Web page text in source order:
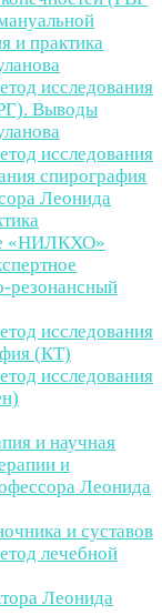
и практика
исследования
Выводы
исследования
спирография
Леонида
«НИЛКХО»
резонансный
исследования
(КТ)
исследования
и научная
и
Леонида
и суставов
лечебной
Леонида